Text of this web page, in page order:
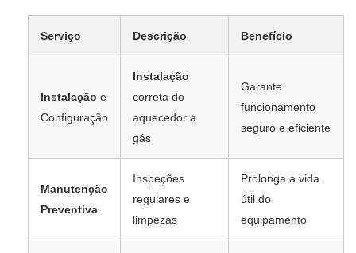
Serviço Descrição Benefício
Instalação e
Configuração
Instalação
correta do
aquecedor a
gás
Garante
funcionamento
seguro e eficiente
Manutenção
Preventiva
Inspeções
regulares e
limpezas
Prolonga a vida
útil do
equipamento